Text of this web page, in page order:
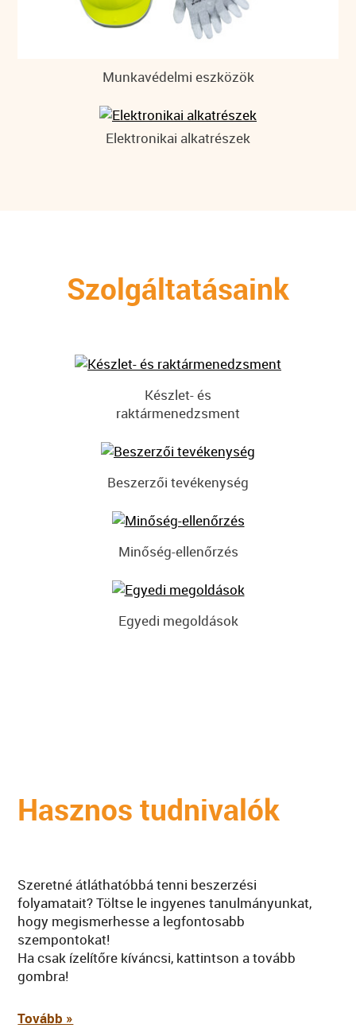
Munkavédelmi eszközök
Elektronikai alkatrészek
Szolgáltatásaink
Készlet- és
raktármenedzsment
Beszerzői tevékenység
Minőség-ellenőrzés
Egyedi megoldások
Hasznos tudnivalók
Szeretné átláthatóbbá tenni beszerzési
folyamatait? Töltse le ingyenes tanulmányunkat,
hogy megismerhesse a legfontosabb
szempontokat!
Ha csak ízelítőre kíváncsi, kattintson a tovább
gombra!
Tovább »